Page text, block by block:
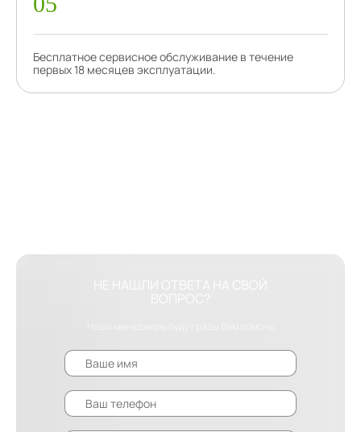
Бесплатное сервисное обслуживание в течение
первых 18 месяцев эксплуатации.